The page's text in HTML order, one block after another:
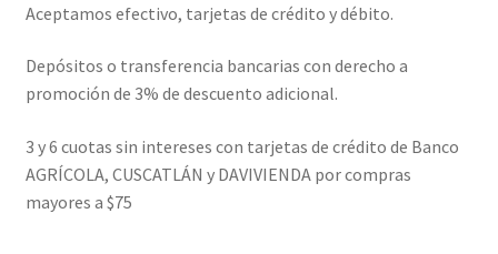
Aceptamos efectivo, tarjetas de crédito y débito.
Depósitos o transferencia bancarias con derecho a
promoción de 3% de descuento adicional.
3 y 6 cuotas sin intereses con tarjetas de crédito de Banco
AGRÍCOLA, CUSCATLÁN y DAVIVIENDA por compras
mayores a $75